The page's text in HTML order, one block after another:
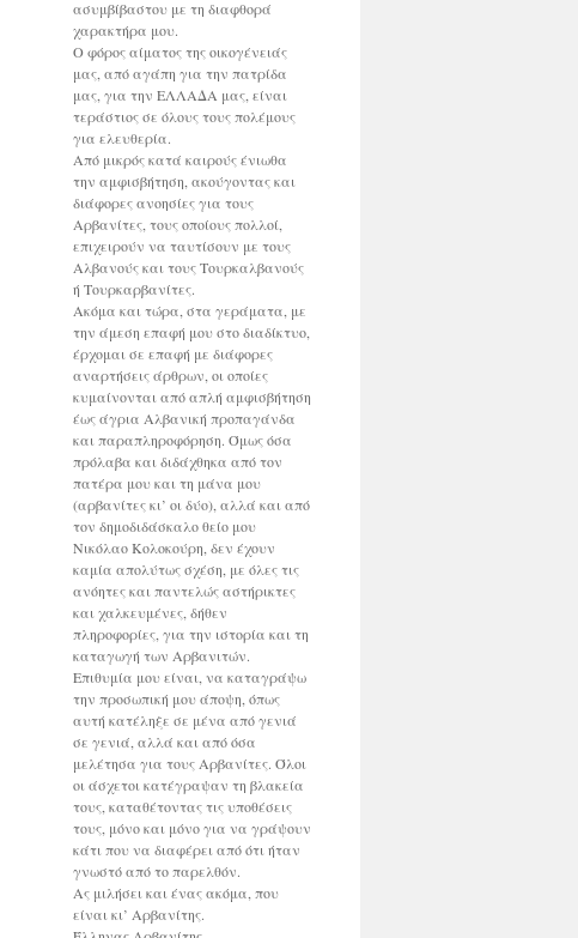
ασυμβίβαστου με τη διαφθορά
χαρακτήρα μου.
Ο φόρος αίματος της οικογένειάς
μας, από αγάπη για την πατρίδα
μας, για την ΕΛΛΑΔΑ μας, είναι
τεράστιος σε όλους τους πολέμους
για ελευθερία.
Από μικρός κατά καιρούς ένιωθα
την αμφισβήτηση, ακούγοντας και
διάφορες ανοησίες για τους
Αρβανίτες, τους οποίους πολλοί,
επιχειρούν να ταυτίσουν με τους
Αλβανούς και τους Τουρκαλβανούς
ή Τουρκαρβανίτες.
Ακόμα και τώρα, στα γεράματα, με
την άμεση επαφή μου στο διαδίκτυο,
έρχομαι σε επαφή με διάφορες
αναρτήσεις άρθρων, οι οποίες
κυμαίνονται από απλή αμφισβήτηση
έως άγρια Αλβανική προπαγάνδα
και παραπληροφόρηση. Όμως όσα
πρόλαβα και διδάχθηκα από τον
πατέρα μου και τη μάνα μου
(αρβανίτες κι’ οι δύο), αλλά και από
τον δημοδιδάσκαλο θείο μου
Νικόλαο Κολοκούρη, δεν έχουν
καμία απολύτως σχέση, με όλες τις
ανόητες και παντελώς αστήρικτες
και χαλκευμένες, δήθεν
πληροφορίες, για την ιστορία και τη
καταγωγή των Αρβανιτών.
Επιθυμία μου είναι, να καταγράψω
την προσωπική μου άποψη, όπως
αυτή κατέληξε σε μένα από γενιά
σε γενιά, αλλά και από όσα
μελέτησα για τους Αρβανίτες. Όλοι
οι άσχετοι κατέγραψαν τη βλακεία
τους, καταθέτοντας τις υποθέσεις
τους, μόνο και μόνο για να γράψουν
κάτι που να διαφέρει από ότι ήταν
γνωστό από το παρελθόν.
Ας μιλήσει και ένας ακόμα, που
είναι κι’ Αρβανίτης.